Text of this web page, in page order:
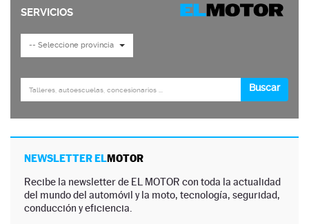
NEWSLETTER ELMOTOR
Recibe la newsletter de EL MOTOR con toda la actualidad
del mundo del automóvil y la moto, tecnología, seguridad,
conducción y eficiencia.